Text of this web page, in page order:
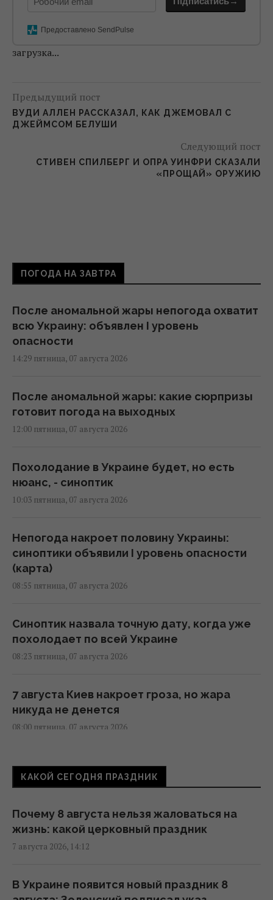
Предоставлено SendPulse
загрузка...
Предыдущий пост
ВУДИ АЛЛЕН РАССКАЗАЛ, КАК ДЖЕМОВАЛ С
ДЖЕЙМСОМ БЕЛУШИ
Следующий пост
СТИВЕН СПИЛБЕРГ И ОПРА УИНФРИ СКАЗАЛИ
«ПРОЩАЙ» ОРУЖИЮ
ПОГОДА НА ЗАВТРА
После аномальной жары непогода охватит
всю Украину: объявлен I уровень
опасности
14:29 пятница, 07 августа 2026
После аномальной жары: какие сюрпризы
готовит погода на выходных
12:00 пятница, 07 августа 2026
Похолодание в Украине будет, но есть
нюанс, - синоптик
10:03 пятница, 07 августа 2026
Непогода накроет половину Украины:
синоптики объявили I уровень опасности
(карта)
08:55 пятница, 07 августа 2026
Синоптик назвала точную дату, когда уже
похолодает по всей Украине
08:23 пятница, 07 августа 2026
7 августа Киев накроет гроза, но жара
никуда не денется
08:00 пятница, 07 августа 2026
Магнитная буря приближается: штормить
будет минимум два дня (график)
7 августа в Украину зайдут долгожданные
дожди и прохлада: каким областям
06:30 пятница, 07 августа 2026
КАКОЙ СЕГОДНЯ ПРАЗДНИК
Почему 8 августа нельзя жаловаться на
жизнь: какой церковный праздник
7 августа 2026, 14:12
В Украине появится новый праздник 8